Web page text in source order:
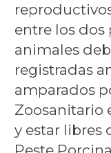
entre los dos
animales
registradas
amparados
Zoosanitario
y estar libres